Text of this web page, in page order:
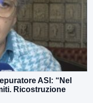
ASI: “Nel
Ricostruzione